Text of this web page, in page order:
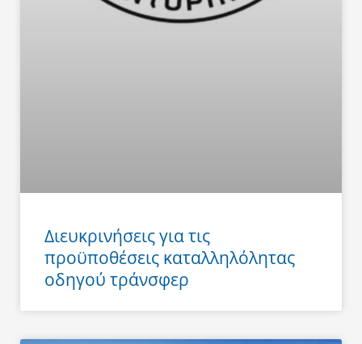
Διευκρινήσεις για τις
προϋποθέσεις καταλληλόλητας
οδηγού τράνσφερ